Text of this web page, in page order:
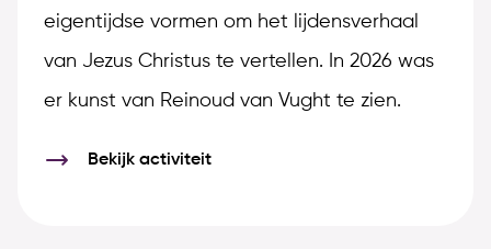
eigentijdse vormen om het lijdensverhaal
van Jezus Christus te vertellen. In 2026 was
er kunst van Reinoud van Vught te zien.
Bekijk activiteit